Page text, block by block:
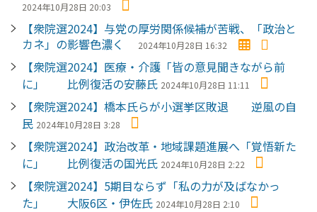
2024年10月28日 20:03
【衆院選2024】与党の厚労関係候補が苦戦、「政治と
カネ」の影響色濃く
2024年10月28日 16:32
【衆院選2024】医療・介護「皆の意見聞きながら前
に」 比例復活の安藤氏 2024年10月28日 11:11
【衆院選2024】橋本氏らが小選挙区敗退 逆風の自
民 2024年10月28日 3:28
【衆院選2024】政治改革・地域課題進展へ「覚悟新た
に」 比例復活の国光氏 2024年10月28日 2:22
【衆院選2024】5期目ならず「私の力が及ばなかっ
た」 大阪6区・伊佐氏 2024年10月28日 2:10